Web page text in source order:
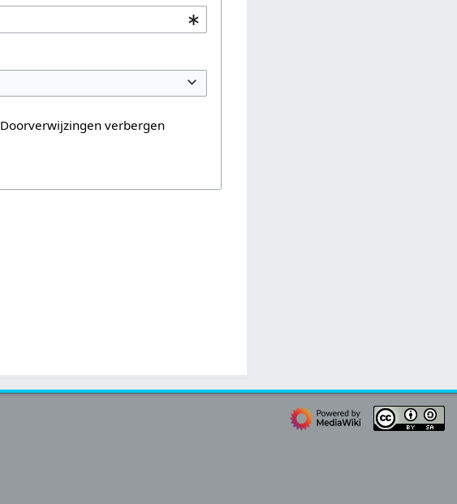
Doorverwijzingen verbergen